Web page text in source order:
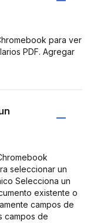
para ver
PDF. Agregar
seleccionar un
Selecciona un
existente o
campos de
campos de